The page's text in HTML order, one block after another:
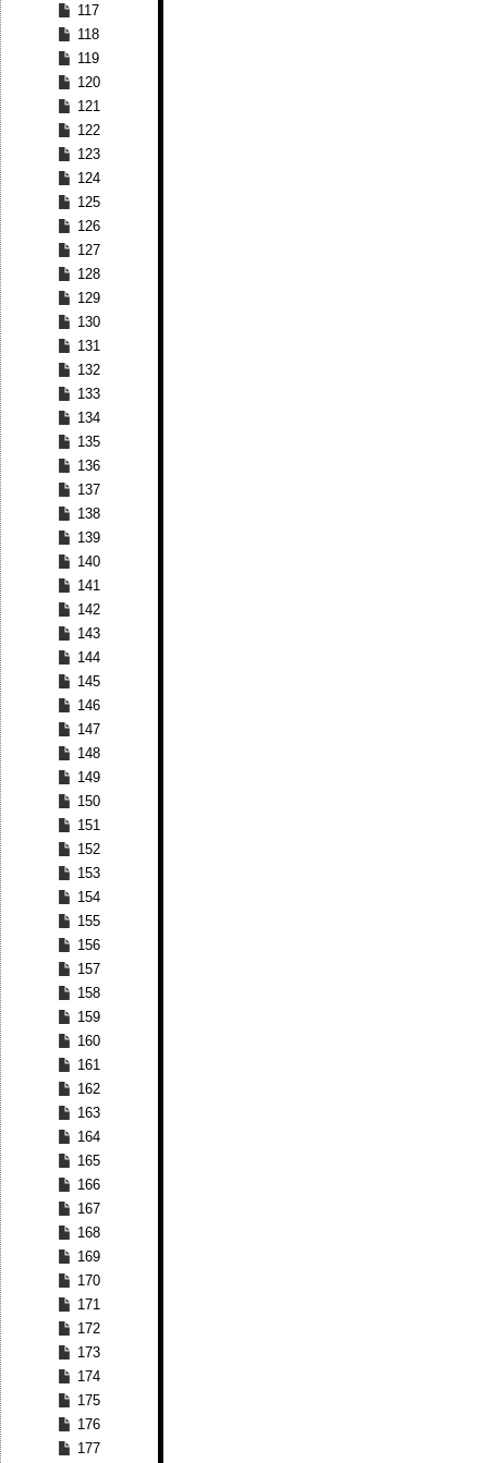
117
118
119
120
121
122
123
124
125
126
127
128
129
130
131
132
133
134
135
136
137
138
139
140
141
142
143
144
145
146
147
148
149
150
151
152
153
154
155
156
157
158
159
160
161
162
163
164
165
166
167
168
169
170
171
172
173
174
175
176
177